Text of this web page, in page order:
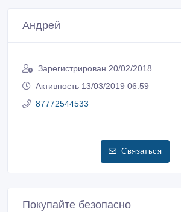
Андрей
Зарегистрирован 20/02/2018
Активность 13/03/2019 06:59
87772544533
Связаться
Покупайте безопасно